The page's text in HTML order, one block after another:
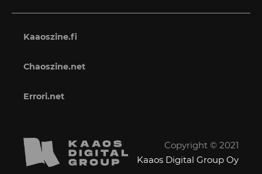
Kaaoszine.fi
Chaoszine.net
Errori.net
Copyright © 2021
Kaaos Digital Group Oy